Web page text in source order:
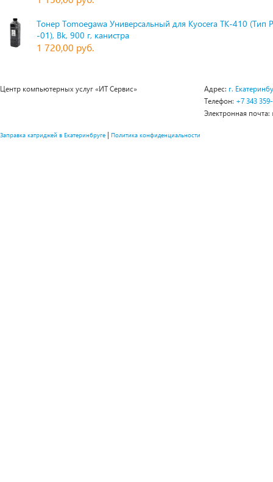
Тонер Tomoegawa Универсальный для Kyocera TK-410 (Тип
-01), Bk, 900 г, канистра
1 720,00 руб.
Центр компьютерных услуг «ИТ Сервис» Адрес: г.
Телефон: +7 343
Электронная почта:
Заправка катриджей в Екатеринбруге | Политика конфиденциальности